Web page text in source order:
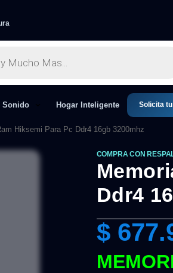
Sonido Hogar Inteligente Solicita
Hiksemi Para Pc Ddr4 16gb 3200mhz
COMPRA CON
Ddr4
$